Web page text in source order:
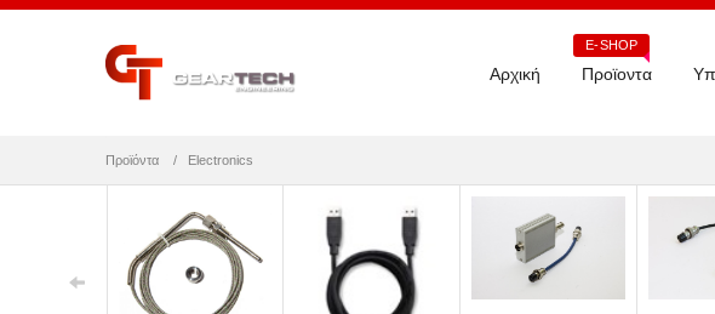
Αρχική Προϊοντα
E-SHOP
Προϊόντα Electronics